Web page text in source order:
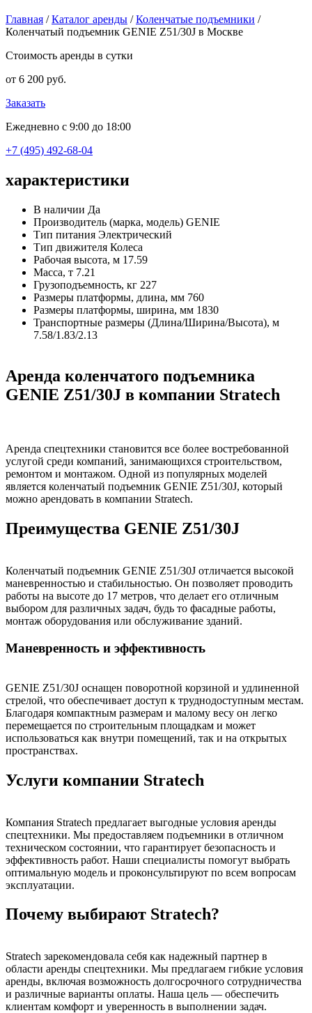
Главная / Каталог аренды / Коленчатые подъемники /
Коленчатый подъемник GENIE Z51/30J в Москве
Стоимость аренды в сутки
от 6 200 руб.
Заказать
Ежедневно с 9:00 до 18:00
+7 (495) 492-68-04
характеристики
В наличии Да
Производитель (марка, модель) GENIE
Тип питания Электрический
Тип движителя Колеса
Рабочая высота, м 17.59
Масса, т 7.21
Грузоподъемность, кг 227
Размеры платформы, длина, мм 760
Размеры платформы, ширина, мм 1830
Транспортные размеры (Длина/Ширина/Высота), м
7.58/1.83/2.13
Аренда коленчатого подъемника
GENIE Z51/30J в компании Stratech
Аренда спецтехники становится все более востребованной
услугой среди компаний, занимающихся строительством,
ремонтом и монтажом. Одной из популярных моделей
является коленчатый подъемник GENIE Z51/30J, который
можно арендовать в компании Stratech.
Преимущества GENIE Z51/30J
Коленчатый подъемник GENIE Z51/30J отличается высокой
маневренностью и стабильностью. Он позволяет проводить
работы на высоте до 17 метров, что делает его отличным
выбором для различных задач, будь то фасадные работы,
монтаж оборудования или обслуживание зданий.
Маневренность и эффективность
GENIE Z51/30J оснащен поворотной корзиной и удлиненной
стрелой, что обеспечивает доступ к труднодоступным местам.
Благодаря компактным размерам и малому весу он легко
перемещается по строительным площадкам и может
использоваться как внутри помещений, так и на открытых
пространствах.
Услуги компании Stratech
Компания Stratech предлагает выгодные условия аренды
спецтехники. Мы предоставляем подъемники в отличном
техническом состоянии, что гарантирует безопасность и
эффективность работ. Наши специалисты помогут выбрать
оптимальную модель и проконсультируют по всем вопросам
эксплуатации.
Почему выбирают Stratech?
Stratech зарекомендовала себя как надежный партнер в
области аренды спецтехники. Мы предлагаем гибкие условия
аренды, включая возможность долгосрочного сотрудничества
и различные варианты оплаты. Наша цель — обеспечить
клиентам комфорт и уверенность в выполнении задач.